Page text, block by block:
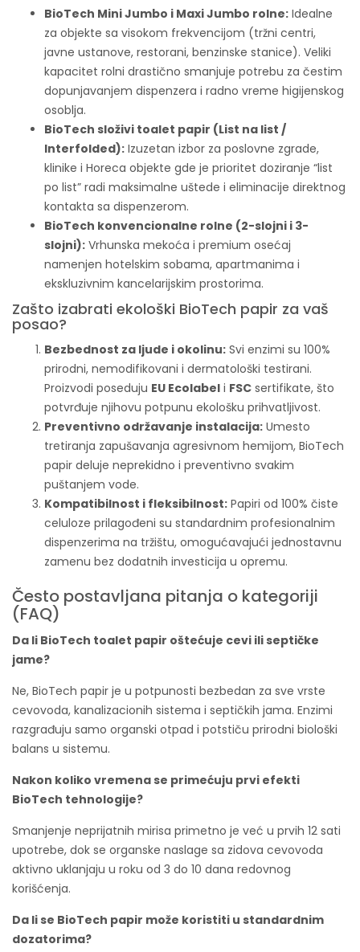
BioTech Mini Jumbo i Maxi Jumbo rolne: Idealne
za objekte sa visokom frekvencijom (tržni centri,
javne ustanove, restorani, benzinske stanice). Veliki
kapacitet rolni drastično smanjuje potrebu za čestim
dopunjavanjem dispenzera i radno vreme higijenskog
osoblja.
BioTech složivi toalet papir (List na list /
Interfolded): Izuzetan izbor za poslovne zgrade,
klinike i Horeca objekte gde je prioritet doziranje “list
po list” radi maksimalne uštede i eliminacije direktnog
kontakta sa dispenzerom.
BioTech konvencionalne rolne (2-slojni i 3-
slojni): Vrhunska mekoća i premium osećaj
namenjen hotelskim sobama, apartmanima i
ekskluzivnim kancelarijskim prostorima.
Zašto izabrati ekološki BioTech papir za vaš
posao?
Bezbednost za ljude i okolinu: Svi enzimi su 100%
prirodni, nemodifikovani i dermatološki testirani.
Proizvodi poseduju EU Ecolabel i FSC sertifikate, što
potvrđuje njihovu potpunu ekološku prihvatljivost.
Preventivno održavanje instalacija: Umesto
tretiranja zapušavanja agresivnom hemijom, BioTech
papir deluje neprekidno i preventivno svakim
puštanjem vode.
Kompatibilnost i fleksibilnost: Papiri od 100% čiste
celuloze prilagođeni su standardnim profesionalnim
dispenzerima na tržištu, omogućavajući jednostavnu
zamenu bez dodatnih investicija u opremu.
Često postavljana pitanja o kategoriji
(FAQ)
Da li BioTech toalet papir oštećuje cevi ili septičke
jame?
Ne, BioTech papir je u potpunosti bezbedan za sve vrste
cevovoda, kanalizacionih sistema i septičkih jama. Enzimi
razgrađuju samo organski otpad i potstiču prirodni biološki
balans u sistemu.
Nakon koliko vremena se primećuju prvi efekti
BioTech tehnologije?
Smanjenje neprijatnih mirisa primetno je već u prvih 12 sati
upotrebe, dok se organske naslage sa zidova cevovoda
aktivno uklanjaju u roku od 3 do 10 dana redovnog
korišćenja.
Da li se BioTech papir može koristiti u standardnim
dozatorima?